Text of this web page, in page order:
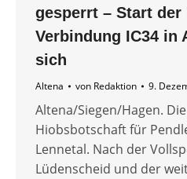
gesperrt – Start
Verbindung IC34 in
sich
Altena von Redaktion 9.
Altena/Siegen/Hagen.
Hiobsbotschaft für
Lennetal. Nach der
Lüdenscheid und der